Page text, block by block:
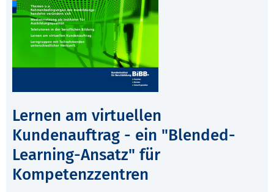
Lernen am virtuellen
Kundenauftrag - ein "Blended-
Learning-Ansatz" für
Kompetenzzentren